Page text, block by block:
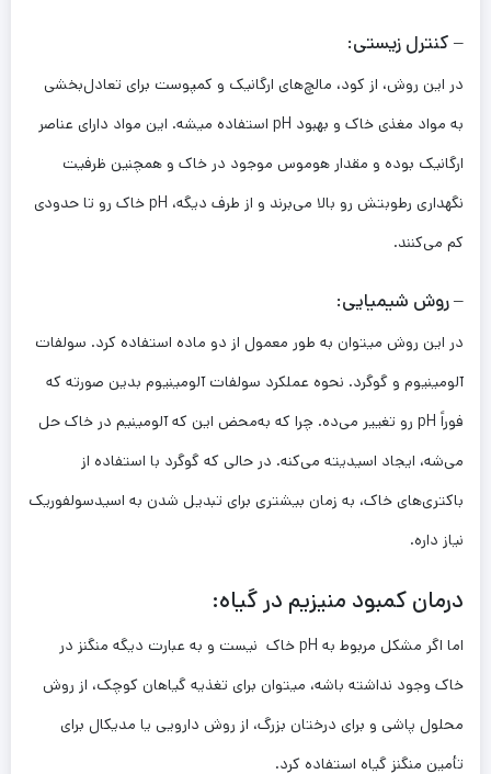
– کنترل زیستی:
در این روش، از کود، مالچ‌های ارگانیک و کمپوست برای تعادل‌بخشی
به مواد مغذی خاک و بهبود pH‌ استفاده میشه. این مواد دارای عناصر
ارگانیک بوده و مقدار هوموس موجود در خاک و همچنین ظرفیت
نگهداری رطوبتش رو بالا می‌برند و از طرف دیگه، pH خاک رو تا حدودی
کم می‌کنند.
– روش شیمیایی:
در این روش می­توان به طور معمول از دو ماده استفاده کرد. سولفات
آلومینیوم و گوگرد. نحوه عملکرد سولفات آلومینیوم بدین صورته که
فوراً pH رو تغییر می‌ده. چرا که به‌محض این که آلومینیم در خاک حل
می‌شه، ایجاد اسیدیته می‌کنه. در حالی که گوگرد با استفاده از
باکتری‌های خاک، به زمان بیشتری برای تبدیل شدن به اسیدسولفوریک
نیاز داره.
درمان کمبود منیزیم در گیاه:
اما اگر مشکل مربوط به pH خاک نیست و به عبارت دیگه منگنز در
خاک وجود نداشته باشه، می­توان برای تغذیه گیاهان کوچک، از روش
محلول‌ پاشی و برای درختان بزرگ، از روش دارویی یا مدیکال برای
تأمین منگنز گیاه استفاده کرد.